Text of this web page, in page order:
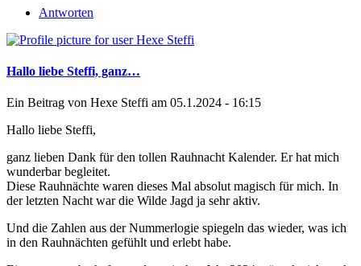
Antworten
Hallo liebe Steffi, ganz…
Ein Beitrag von Hexe Steffi am 05.1.2024 - 16:15
Hallo liebe Steffi,
ganz lieben Dank für den tollen Rauhnacht Kalender. Er hat mich
wunderbar begleitet.
Diese Rauhnächte waren dieses Mal absolut magisch für mich. In
der letzten Nacht war die Wilde Jagd ja sehr aktiv.
Und die Zahlen aus der Nummerlogie spiegeln das wieder, was ich
in den Rauhnächten gefühlt und erlebt habe.